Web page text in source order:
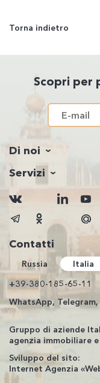
Torna indietro
Scopri per
Di noi
Servizi
Contatti
Russia
Italia
+39-380-185-65-11
WhatsApp, Telegram,
Gruppo di aziende
agenzia immobiliare
Sviluppo del sito:
Internet Agenzia